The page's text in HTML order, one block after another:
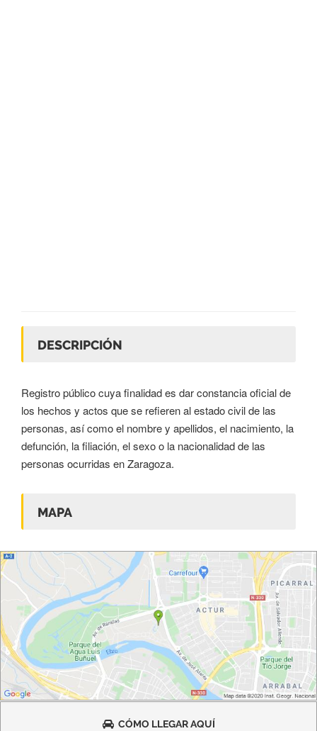
DESCRIPCIÓN
Registro público cuya finalidad es dar constancia oficial de
los hechos y actos que se refieren al estado civil de las
personas, así como el nombre y apellidos, el nacimiento, la
defunción, la filiación, el sexo o la nacionalidad de las
personas ocurridas en Zaragoza.
MAPA
CÓMO LLEGAR AQUÍ